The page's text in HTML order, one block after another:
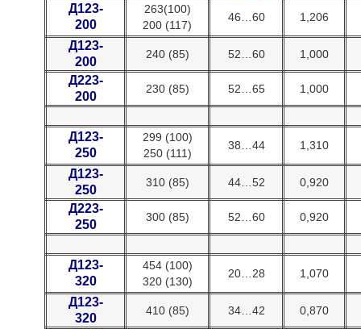
Д123-
200
263(100)
200 (117)
46…60 1,206
Д123-
200
240 (85) 52…60 1,000
Д223-
200
230 (85) 52…65 1,000
Д123-
250
299 (100)
250 (111)
38…44 1,310
Д123-
250
310 (85) 44…52 0,920
Д223-
250
300 (85) 52…60 0,920
Д123-
320
454 (100)
320 (130)
20…28 1,070
Д123-
320
410 (85) 34…42 0,870